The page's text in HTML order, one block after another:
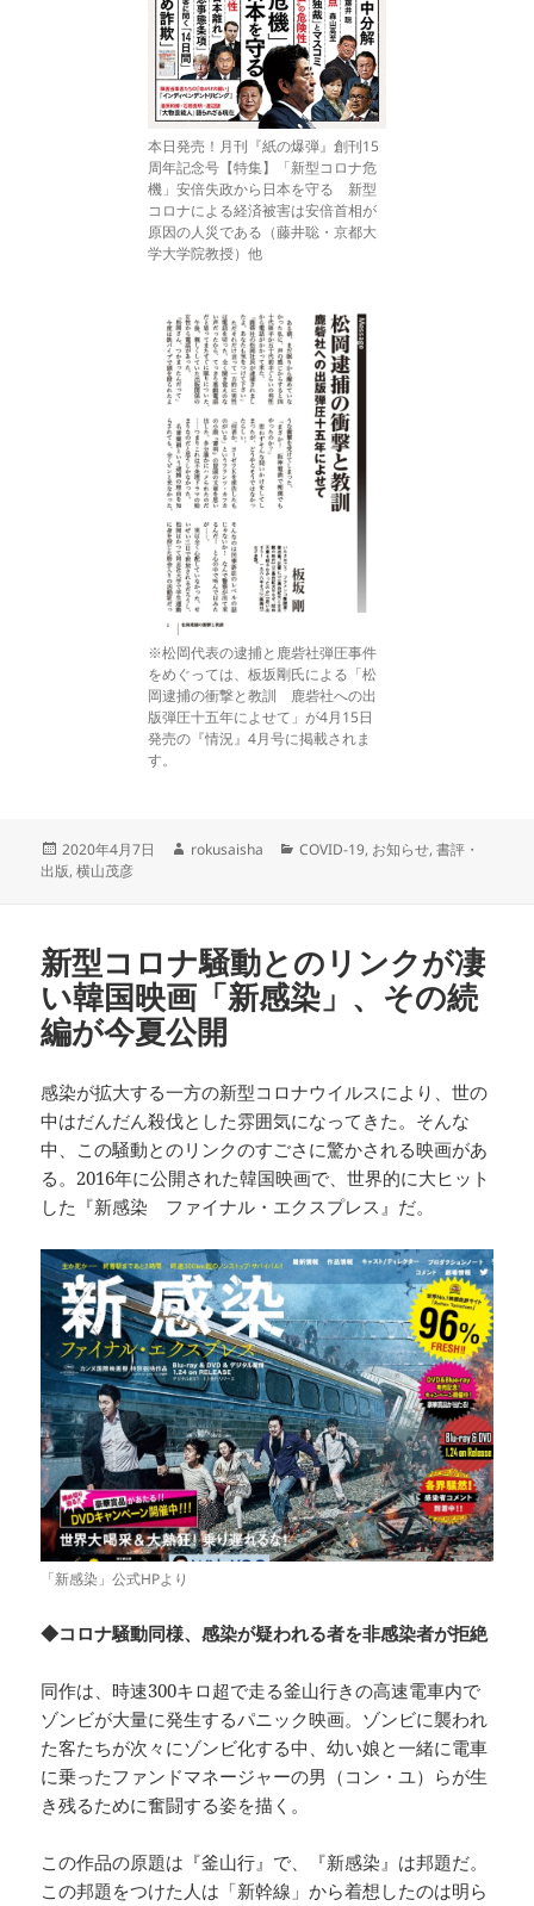
本日発売！月刊『紙の爆弾』創刊15
周年記念号【特集】「新型コロナ危
機」安倍失政から日本を守る 新型
コロナによる経済被害は安倍首相が
原因の人災である（藤井聡・京都大
学大学院教授）他
※松岡代表の逮捕と鹿砦社弾圧事件
をめぐっては、板坂剛氏による「松
岡逮捕の衝撃と教訓 鹿砦社への出
版弾圧十五年によせて」が4月15日
発売の『情況』4月号に掲載されま
す。
投
稿
2020年4月7日
作
rokusaisha
カ
COVID-19, お知らせ,書評・
出版,横山茂彦
新型コロナ騒動とのリンクが凄
い韓国映画「新感染」、その続
編が今夏公開
感染が拡大する一方の新型コロナウイルスにより、世の
中はだんだん殺伐とした雰囲気になってきた。そんな
中、この騒動とのリンクのすごさに驚かされる映画があ
る。2016年に公開された韓国映画で、世界的に大ヒット
した『新感染 ファイナル・エクスプレス』だ。
「新感染」公式HPより
◆コロナ騒動同様、感染が疑われる者を非感染者が拒絶
同作は、時速300キロ超で走る釜山行きの高速電車内で
ゾンビが大量に発生するパニック映画。ゾンビに襲われ
た客たちが次々にゾンビ化する中、幼い娘と一緒に電車
に乗ったファンドマネージャーの男（コン・ユ）らが生
き残るために奮闘する姿を描く。
この作品の原題は『釜山行』で、『新感染』は邦題だ。
この邦題をつけた人は「新幹線」から着想したのは明ら